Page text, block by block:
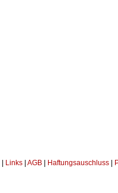
Links AGB Haftungsauschluss